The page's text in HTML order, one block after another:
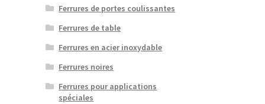
Ferrures de portes coulissantes
Ferrures de table
Ferrures en acier inoxydable
Ferrures noires
Ferrures pour applications
spéciales